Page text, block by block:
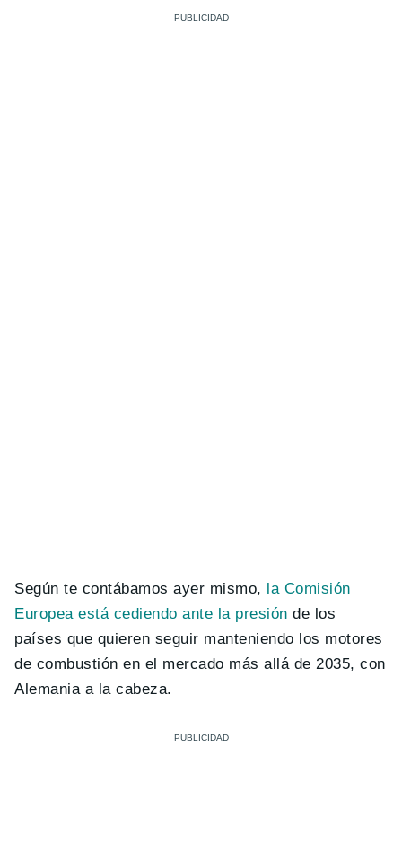
Según te contábamos ayer mismo,
la Comisión
Europea está cediendo ante la presión de los
países que quieren seguir manteniendo los motores
de combustión en el mercado más allá de 2035, con
Alemania a la cabeza.